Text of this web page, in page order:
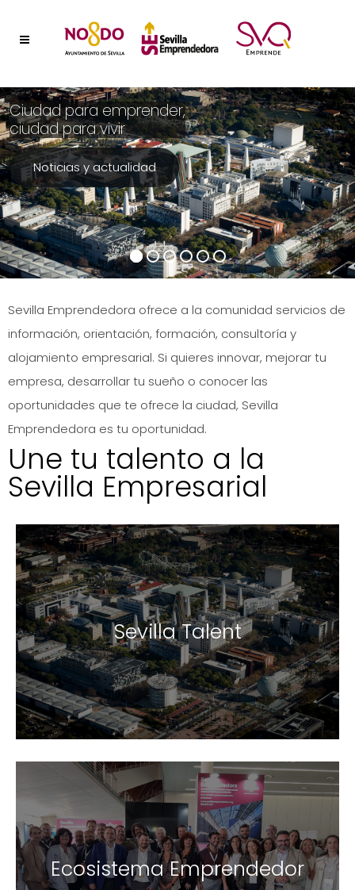
Ciudad para emprender,
ciudad para vivir
Noticias y actualidad
Sevilla Emprendedora ofrece a la comunidad servicios de
información, orientación, formación, consultoría y
alojamiento empresarial. Si quieres innovar, mejorar tu
empresa, desarrollar tu sueño o conocer las
oportunidades que te ofrece la ciudad, Sevilla
Emprendedora es tu oportunidad.
Une tu talento a la
Sevilla Empresarial
Sevilla Talent
Ecosistema Emprendedor